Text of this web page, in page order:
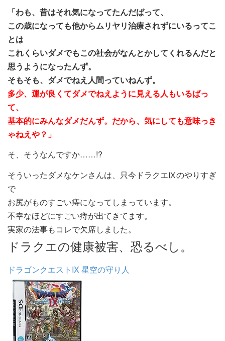
「わも、昔はそれ気になってたんだばって、
この歳になっても他からムリヤリ治療されずにいるってこ
とは
これくらいダメでもこの社会がなんとかしてくれるんだと
思うようになったんず。
そもそも、ダメでねえ人間っていねんず。
多少、運が良くてダメでねえように見える人もいるばっ
て、
基本的にみんなダメだんず。だから、気にしても意味っき
ゃねえや？」
そ、そうなんですか……!?
そういったダメなケンさんは、只今ドラクエⅨのやりすぎ
で
お尻がものすごい痔になってしまっています。
不幸なほどにすごい痔が出てきてます。
実家の法事もコレで欠席しました。
ドラクエの健康被害、恐るべし。
ドラゴンクエストIX 星空の守り人